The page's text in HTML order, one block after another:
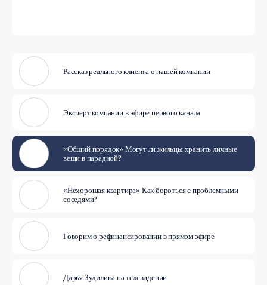
Рассказ реального клиента о нашей компании
Эксперт компании в эфире первого канала
«Общий порядок» Могут ли жильцы хранить личные
вещи в парадной?
«Нехорошая квартира» Как бороться с проблемными
соседями?
Говорим о рефинансировании в прямом эфире
Дарья Зудилина на телевидении